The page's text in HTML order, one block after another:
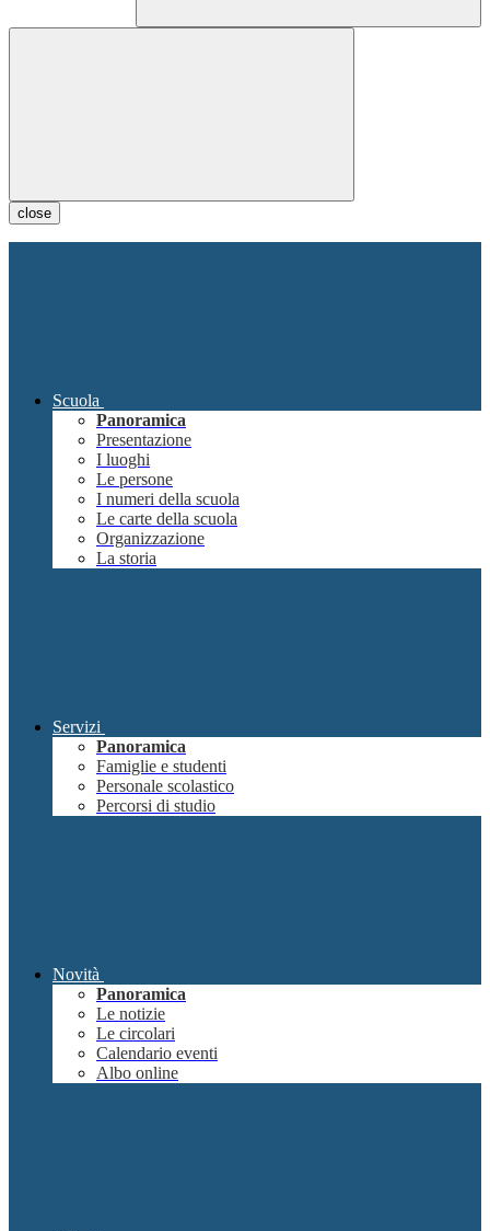
close
Scuola
Panoramica
Presentazione
I luoghi
Le persone
I numeri della scuola
Le carte della scuola
Organizzazione
La storia
Servizi
Panoramica
Famiglie e studenti
Personale scolastico
Percorsi di studio
Novità
Panoramica
Le notizie
Le circolari
Calendario eventi
Albo online